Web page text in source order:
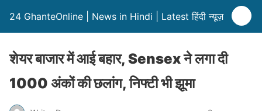
24 GhanteOnline | News in Hindi | Latest हिंदी न्यूज़
शेयर बाजार में आई बहार, Sensex ने लगा दी
1000 अंकों की छलांग, निफ्टी भी झूमा